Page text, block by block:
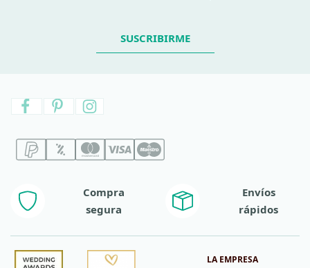
SUSCRIBIRME
Compra
segura
Envíos
rápidos
LA EMPRESA